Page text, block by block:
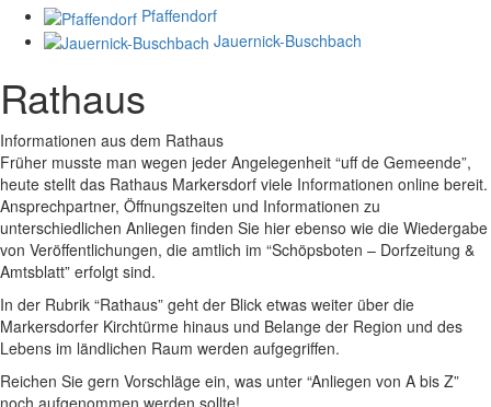
Pfaffendorf
Jauernick-Buschbach
Rathaus
Informationen aus dem Rathaus
Früher musste man wegen jeder Angelegenheit “uff de Gemeende”,
heute stellt das Rathaus Markersdorf viele Informationen online bereit.
Ansprechpartner, Öffnungszeiten und Informationen zu
unterschiedlichen Anliegen finden Sie hier ebenso wie die Wiedergabe
von Veröffentlichungen, die amtlich im “Schöpsboten – Dorfzeitung &
Amtsblatt” erfolgt sind.
In der Rubrik “Rathaus” geht der Blick etwas weiter über die
Markersdorfer Kirchtürme hinaus und Belange der Region und des
Lebens im ländlichen Raum werden aufgegriffen.
Reichen Sie gern Vorschläge ein, was unter “Anliegen von A bis Z”
noch aufgenommen werden sollte!